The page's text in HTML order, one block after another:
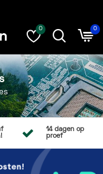
0 0
14 dagen op
proef